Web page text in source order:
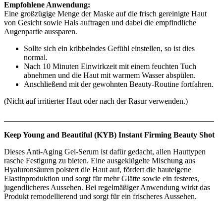
Empfohlene Anwendung:
Eine großzügige Menge der Maske auf die frisch gereinigte Haut
von Gesicht sowie Hals auftragen und dabei die empfindliche
Augenpartie aussparen.
Sollte sich ein kribbelndes Gefühl einstellen, so ist dies
normal.
Nach 10 Minuten Einwirkzeit mit einem feuchten Tuch
abnehmen und die Haut mit warmem Wasser abspülen.
Anschließend mit der gewohnten Beauty-Routine fortfahren.
(Nicht auf irritierter Haut oder nach der Rasur verwenden.)
Keep Young and Beautiful (KYB) Instant Firming Beauty Shot
Dieses Anti-Aging Gel-Serum ist dafür gedacht, allen Hauttypen
rasche Festigung zu bieten. Eine ausgeklügelte Mischung aus
Hyaluronsäuren polstert die Haut auf, fördert die hauteigene
Elastinproduktion und sorgt für mehr Glätte sowie ein festeres,
jugendlicheres Aussehen. Bei regelmäßiger Anwendung wirkt das
Produkt remodellierend und sorgt für ein frischeres Aussehen.